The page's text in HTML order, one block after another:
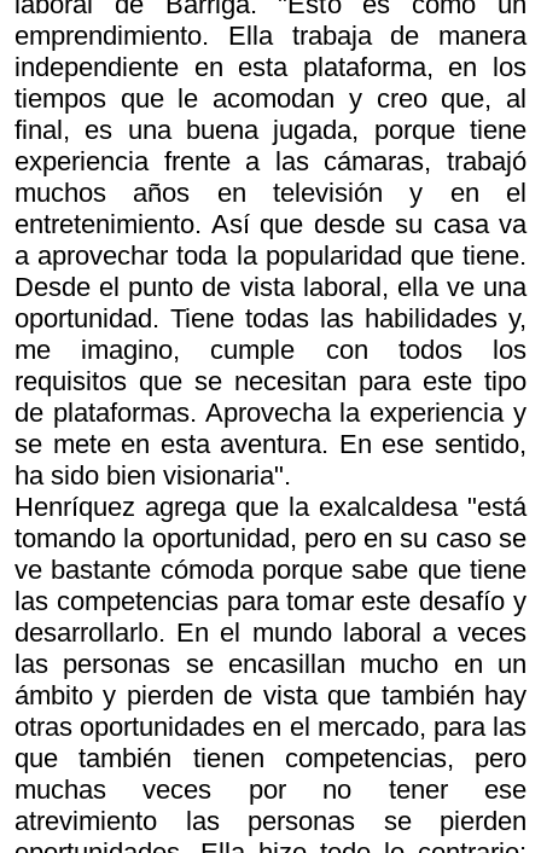
emprendimiento. Ella trabaja de manera
independiente en esta plataforma, en los
tiempos que le acomodan y creo que, al
final, es una buena jugada, porque tiene
experiencia frente a las cámaras, trabajó
muchos años en televisión y en el
entretenimiento. Así que desde su casa va
a aprovechar toda la popularidad que tiene.
Desde el punto de vista laboral, ella ve una
oportunidad. Tiene todas las habilidades y,
me imagino, cumple con todos los
requisitos que se necesitan para este tipo
de plataformas. Aprovecha la experiencia y
se mete en esta aventura. En ese sentido,
ha sido bien visionaria".
Henríquez agrega que la exalcaldesa "está
tomando la oportunidad, pero en su caso se
ve bastante cómoda porque sabe que tiene
las competencias para tomar este desafío y
desarrollarlo. En el mundo laboral a veces
las personas se encasillan mucho en un
ámbito y pierden de vista que también hay
otras oportunidades en el mercado, para las
que también tienen competencias, pero
muchas veces por no tener ese
atrevimiento las personas se pierden